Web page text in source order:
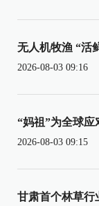
无人机牧渔 “活
2026-08-03 09:16
“妈祖”为全球
2026-08-03 09:15
甘肃首个林草行